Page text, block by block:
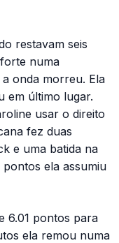
restavam seis
numa
onda morreu. Ela
em último lugar.
usar o direito
fez duas
e uma batida na
ela assumiu
6.01 pontos para
ela remou numa